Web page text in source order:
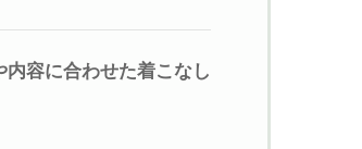
内容に合わせた着こなし